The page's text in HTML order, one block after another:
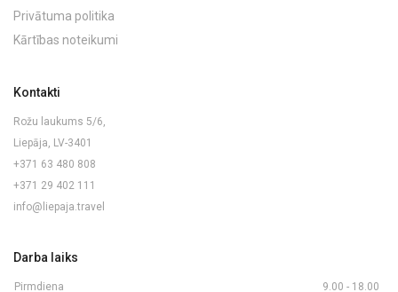
Privātuma politika
Kārtības noteikumi
Kontakti
Rožu laukums 5/6,
Liepāja, LV-3401
+371 63 480 808
+371 29 402 111
info@liepaja.travel
Darba laiks
Pirmdiena 9.00 - 18.00